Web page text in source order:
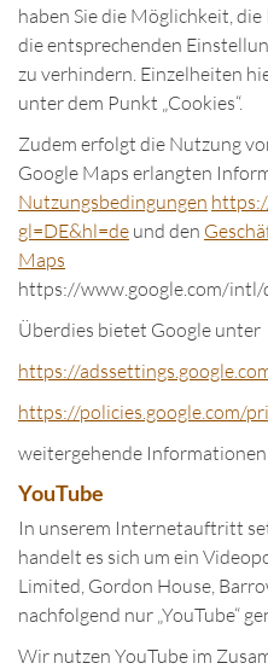
haben Sie die Möglichkeit,
die entsprechenden
zu verhindern. Einzelheiten
unter dem Punkt „Cookies“.
Zudem erfolgt die Nutzung
Google Maps erlangten
Nutzungsbedingungen
gl=DE&hl=de und den
Maps
https://www.google.com/intl/
Überdies bietet Google unter
https://
https://policies.google.com/
weitergehende Informationen
YouTube
In unserem Internetauftritt
handelt es sich um ein
Limited, Gordon House,
nachfolgend nur „YouTube“
Wir nutzen YouTube im